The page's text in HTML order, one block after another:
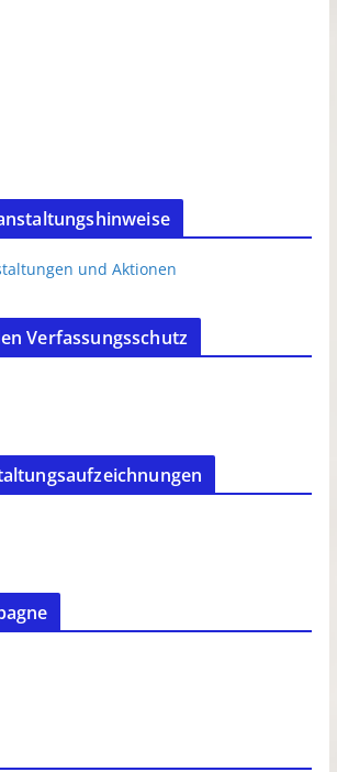
Verfassungsschutz